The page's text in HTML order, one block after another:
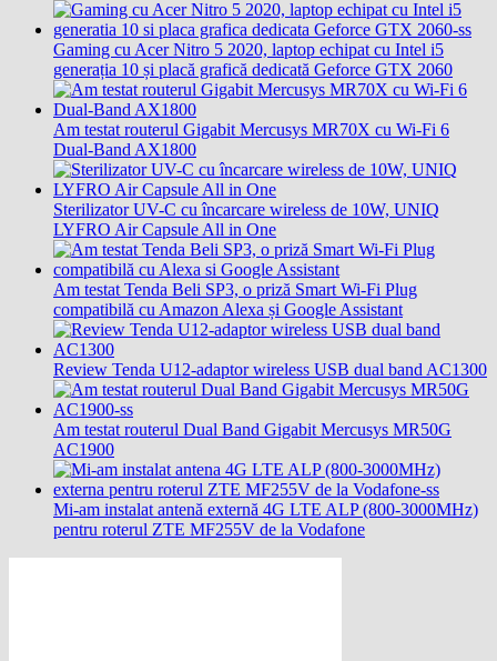
Gaming cu Acer Nitro 5 2020, laptop echipat cu Intel i5
generația 10 și placă grafică dedicată Geforce GTX 2060
Am testat routerul Gigabit Mercusys MR70X cu Wi-Fi 6
Dual-Band AX1800
Sterilizator UV-C cu încarcare wireless de 10W, UNIQ
LYFRO Air Capsule All in One
Am testat Tenda Beli SP3, o priză Smart Wi-Fi Plug
compatibilă cu Amazon Alexa și Google Assistant
Review Tenda U12-adaptor wireless USB dual band AC1300
Am testat routerul Dual Band Gigabit Mercusys MR50G
AC1900
Mi-am instalat antenă externă 4G LTE ALP (800-3000MHz)
pentru roterul ZTE MF255V de la Vodafone